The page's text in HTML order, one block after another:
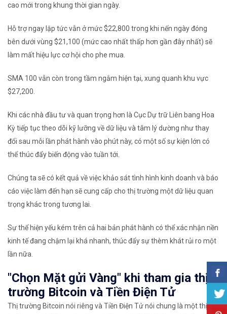
cao mới trong khung thời gian ngày.
Hỗ trợ ngay lập tức vẫn ở mức $22,800 trong khi nến ngày đóng
bên dưới vùng $21,100 (mức cao nhất thấp hơn gần đây nhất) sẽ
làm mất hiệu lực cơ hội cho phe mua.
SMA 100 vẫn còn trong tầm ngắm hiện tại, xung quanh khu vực
$27,200.
Khi các nhà đầu tư và quan trọng hơn là Cục Dự trữ Liên bang Hoa
Kỳtiếp tục theo dõi kỹ lưỡng về dữ liệu và tâm lý dường như thay
đổi sau mỗi lần phát hành vào phút này, có một số sự kiện lớn có
thể thúc đẩy biến động vào tuần tới.
Chúng ta sẽ có kết quả về việc khảo sát tình hình kinh doanh và báo
cáo việc làm đến hạn sẽ cung cấp cho thị trường một dữ liệu quan
trọng khác trong tương lai.
Sự thể hiện yếu kém trên cả hai bản phát hành có thểxác nhận nền
kinh tế đang chậm lại khá nhanh, thúc đẩy sự thèm khát rủi ro một
lần nữa.
"Chọn Mặt gửi Vàng" khi tham gia thị
trường Bitcoin và Tiền Điện Tử
Thị trường Bitcoin nói riêng và Tiền Điện Tử nói chung là một thị